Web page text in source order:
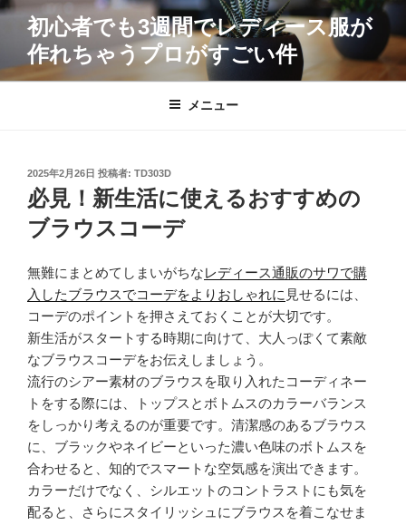
コ
初心者でも3週間でレディース服が
作れちゃうプロがすごい件
メニュー
投
稿
日:
2025年2月26日 投稿者: TD303D
必見！新生活に使えるおすすめの
ブラウスコーデ
無難にまとめてしまいがちなレディース通販のサワで購
入したブラウスでコーデをよりおしゃれに 見せるには、
コーデのポイントを押さえておくことが大切です。
新生活がスタートする時期に向けて、大人っぽくて素敵
なブラウスコーデをお伝えしましょう。
流行のシアー素材のブラウスを取り入れたコーディネー
トをする際には、トップスとボトムスのカラーバランス
をしっかり考えるのが重要です。清潔感のあるブラウス
に、ブラックやネイビーといった濃い色味のボトムスを
合わせると、知的でスマートな空気感を演出できます。
カラーだけでなく、シルエットのコントラストにも気を
配ると、さらにスタイリッシュにブラウスを着こなせま